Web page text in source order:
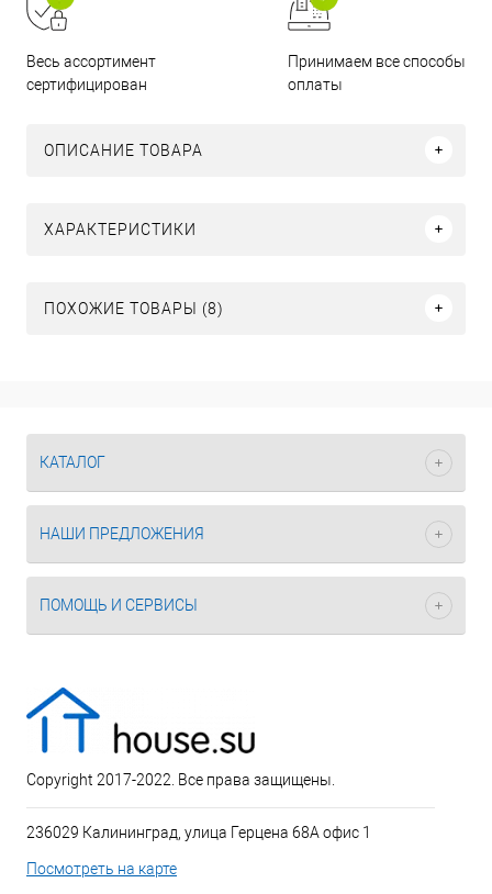
Весь ассортимент
сертифицирован
Принимаем все способы
оплаты
ОПИСАНИЕ ТОВАРА
ХАРАКТЕРИСТИКИ
ПОХОЖИЕ ТОВАРЫ (8)
КАТАЛОГ
НАШИ ПРЕДЛОЖЕНИЯ
ПОМОЩЬ И СЕРВИСЫ
Copyright 2017-2022. Все права защищены.
236029 Калининград, улица Герцена 68А офис 1
Посмотреть на карте